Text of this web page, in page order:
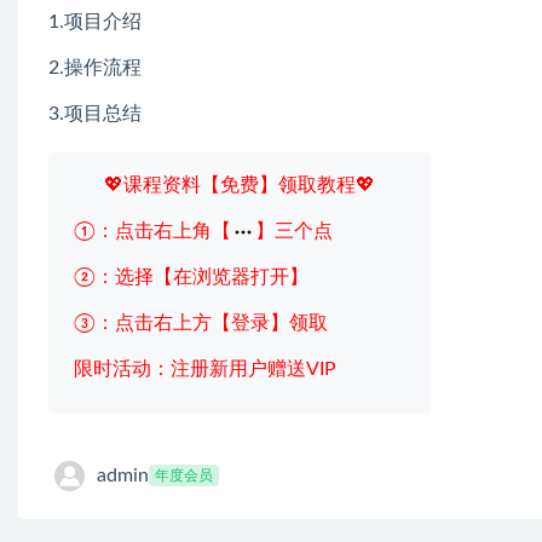
1.项目介绍
2.操作流程
3.项目总结
💖课程资料【免费】领取教程💖
①：点击右上角【 】三个点
②：选择【在浏览器打开】
③：点击右上方【登录】领取
限时活动：注册新用户赠送VIP
admin 年度会员